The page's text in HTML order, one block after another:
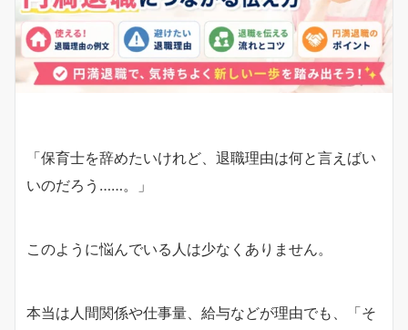
「保育士を辞めたいけれど、退職理由は何と言えばい
いのだろう……。」
このように悩んでいる人は少なくありません。
本当は人間関係や仕事量、給与などが理由でも、「そ